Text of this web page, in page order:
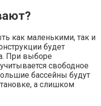
как маленькими, так и
будет
При выборе
свободное
бассейны будут
а слишком